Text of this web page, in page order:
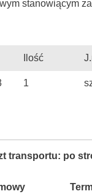
stanowiącym
Ilość
1
transportu: po